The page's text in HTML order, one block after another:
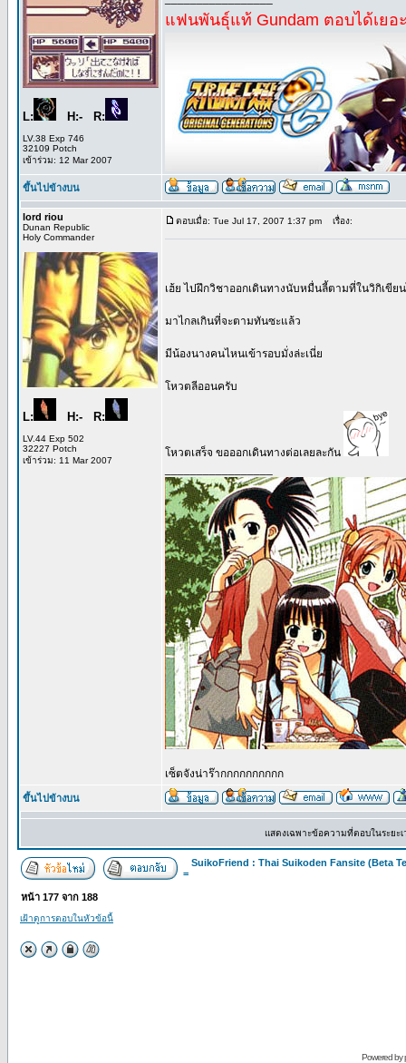
L: H:- R:
LV.38 Exp 746
32109 Potch
เข้าร่วม: 12 Mar 2007
แฟนพันธุ์แท้ Gundam ตอบได้เยอ
ขึ้นไปข้างบน
lord riou
Dunan Republic
Holy Commander
L: H:- R:
LV.44 Exp 502
32227 Potch
เข้าร่วม: 11 Mar 2007
ตอบเมื่อ: Tue Jul 17, 2007 1:37 pm เรื่อง:
เฮ้ย ไปฝึกวิชาออกเดินทางนับหมื่นลี้ตามที่ในวิกิเขี
มาไกลเกินที่จะตามทันซะแล้ว
มีน้องนางคนไหนเข้ารอบมั่งล่ะเนี่ย
โหวตลีออนครับ
โหวตเสร็จ ขอออกเดินทางต่อเลยละกัน
เซ็ตจังน่าร๊ากกกกกกกกกก
ขึ้นไปข้างบน
แสดงเฉพาะข้อความที่ตอบในระยะ
SuikoFriend : Thai Suikoden Fansite (Beta
=
หน้า 177 จาก 188
เฝ้าดูการตอบในหัวข้อนี้
Powered by